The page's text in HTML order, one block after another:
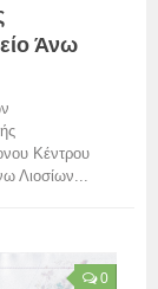
Άνω
Κέντρου
Λιοσίων...
0